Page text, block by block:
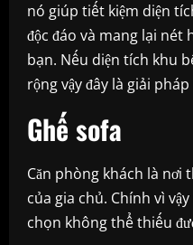
nó giúp tiết kiệm diện
độc đáo và mang lại nét
bạn. Nếu diện tích khu
rộng vậy đây là giải
Ghế sofa
Căn phòng khách là nơi
của gia chủ. Chính vì
chọn không thể thiếu